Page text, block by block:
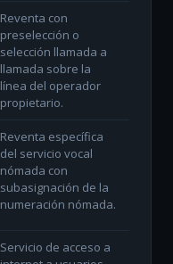
Reventa con
preselección o
selección llamada a
llamada sobre la
línea del operador
propietario.
Reventa específica
del servicio vocal
nómada con
subasignación de la
numeración nómada.
Servicio de acceso a